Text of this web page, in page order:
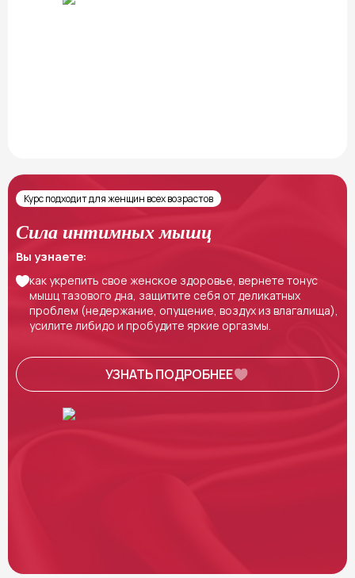
Курс подходит для женщин всех возрастов
Сила интимных мышц
Вы узнаете:
как укрепить свое женское здоровье, вернете тонус
мышц тазового дна, защитите себя от деликатных
проблем (недержание, опущение, воздух из влагалища),
усилите либидо и пробудите яркие оргазмы.
УЗНАТЬ ПОДРОБНЕЕ